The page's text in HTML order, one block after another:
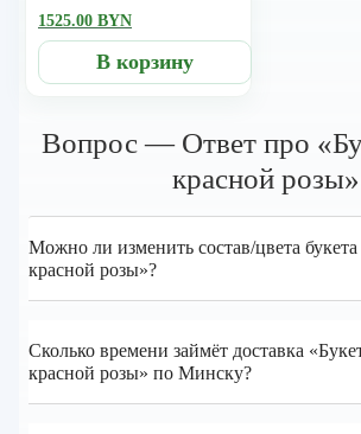
1525.00 BYN
В корзину
Вопрос — Ответ про
красной розы»
Можно ли изменить состав/цвета букета
красной розы»?
Сколько времени займёт доставка
красной розы» по Минску?